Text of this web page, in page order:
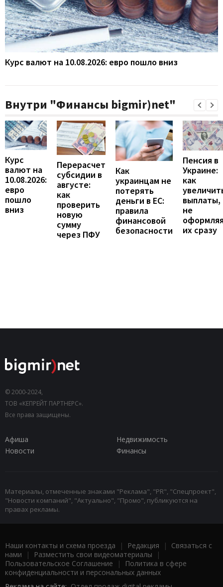
Курс валют на 10.08.2026: евро пошло вниз
Внутри "Финансы bigmir)net"
Курс
валют на
10.08.2026:
евро
пошло
вниз
Перерасчет
субсидии в
августе:
как
проверить
новую
сумму
через ПФУ
Как
украинцам не
потерять
деньги в ЕС:
правила
финансовой
безопасности
Пенсия в
Украине:
как
выплаты,
не
их сразу
© 2000-2024,
ТОВ «КЕПРЕЙТ ПАРТНЕРС».
Все права защищены.
Афиша
Недвижимость
Новости
Финансы
Материалы, отмеченные знаками "Реклама", "PR", "Спецпроект",
"Новости компаний", "Актуально", "Промо", публикуются на
правах рекламы.
Наши контакты и схема проезда | Редакция | Связаться с
нами | Разместить свои видеоматериалы |
Пользовательское Соглашение |
Политика в сфере
конфиденциальности и персональных данных